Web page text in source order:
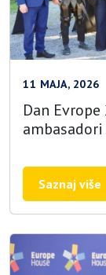
11 MAJA, 2026
Dan
Saznaj više